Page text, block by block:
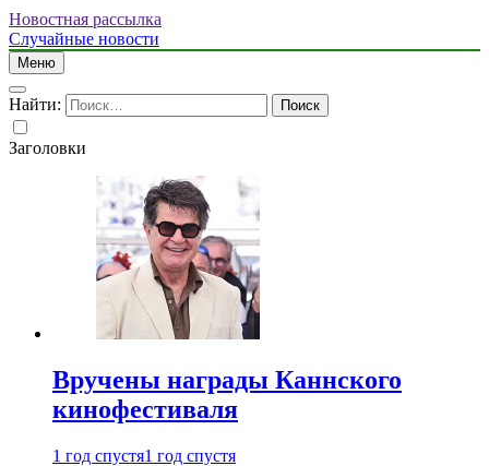
Новостная рассылка
Случайные новости
Меню
Найти:
Заголовки
Вручены награды Каннского
кинофестиваля
1 год спустя1 год спустя